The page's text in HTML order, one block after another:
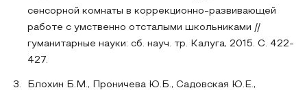
сенсорной комнаты в коррекционно-развивающей
работе с умственно отсталыми школьниками //
гуманитарные науки: сб. науч. тр. Калуга, 2015. С. 422-
427.
Блохин Б.М., Проничева Ю.Б., Садовская Ю.Е.,